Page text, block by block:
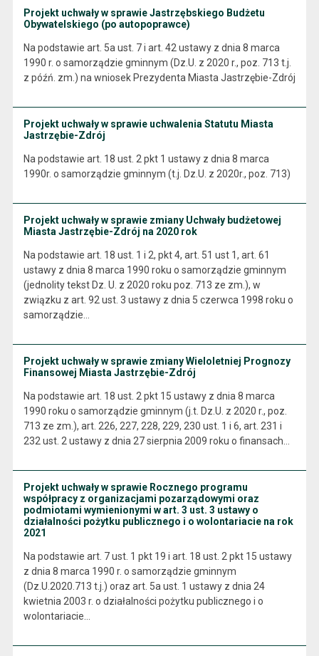
Projekt uchwały w sprawie Jastrzębskiego Budżetu
Obywatelskiego (po autopoprawce)
Na podstawie art. 5a ust. 7 i art. 42 ustawy z dnia 8 marca
1990 r. o samorządzie gminnym (Dz.U. z 2020 r., poz. 713 t.j.
z późń. zm.) na wniosek Prezydenta Miasta Jastrzębie-Zdrój
Projekt uchwały w sprawie uchwalenia Statutu Miasta
Jastrzębie-Zdrój
Na podstawie art. 18 ust. 2 pkt 1 ustawy z dnia 8 marca
1990r. o samorządzie gminnym (t.j. Dz.U. z 2020r., poz. 713)
Projekt uchwały w sprawie zmiany Uchwały budżetowej
Miasta Jastrzębie-Zdrój na 2020 rok
Na podstawie art. 18 ust. 1 i 2, pkt 4, art. 51 ust 1, art. 61
ustawy z dnia 8 marca 1990 roku o samorządzie gminnym
(jednolity tekst Dz. U. z 2020 roku poz. 713 ze zm.), w
związku z art. 92 ust. 3 ustawy z dnia 5 czerwca 1998 roku o
samorządzie…
Projekt uchwały w sprawie zmiany Wieloletniej Prognozy
Finansowej Miasta Jastrzębie-Zdrój
Na podstawie art. 18 ust. 2 pkt 15 ustawy z dnia 8 marca
1990 roku o samorządzie gminnym (j.t. Dz.U. z 2020 r., poz.
713 ze zm.), art. 226, 227, 228, 229, 230 ust. 1 i 6, art. 231 i
232 ust. 2 ustawy z dnia 27 sierpnia 2009 roku o finansach…
Projekt uchwały w sprawie Rocznego programu
współpracy z organizacjami pozarządowymi oraz
podmiotami wymienionymi w art. 3 ust. 3 ustawy o
działalności pożytku publicznego i o wolontariacie na rok
2021
Na podstawie art. 7 ust. 1 pkt 19 i art. 18 ust. 2 pkt 15 ustawy
z dnia 8 marca 1990 r. o samorządzie gminnym
(Dz.U.2020.713 t.j.) oraz art. 5a ust. 1 ustawy z dnia 24
kwietnia 2003 r. o działalności pożytku publicznego i o
wolontariacie…